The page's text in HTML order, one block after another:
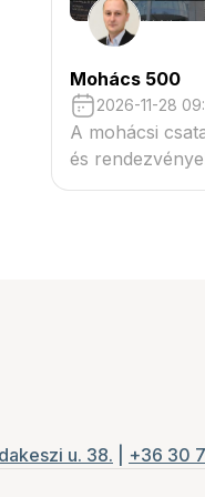
Mohács 500
2026-11-28
A mohácsi
és
u. 38. +36 30